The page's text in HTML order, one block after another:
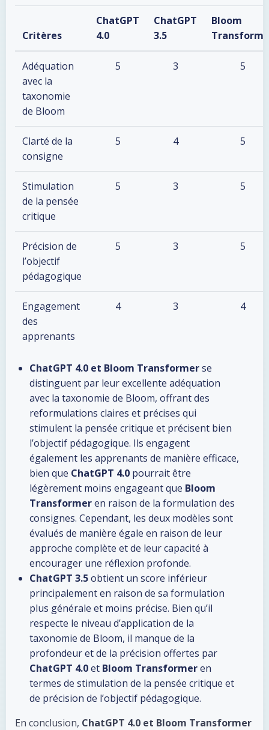
Critères
ChatGPT
4.0
ChatGPT
3.5
Bloom
Adéquation
avec la
taxonomie
de Bloom
5 3 5
Clarté de la
consigne
5 4 5
Stimulation
de la pensée
critique
5 3 5
Précision de
l’objectif
pédagogique
5 3 5
Engagement
des
apprenants
4 3 4
ChatGPT 4.0 et Bloom Transformerse
distinguent par leur excellente adéquation
avec la taxonomie de Bloom, offrant des
reformulations claires et précises qui
stimulent la pensée critique et précisent bien
l’objectif pédagogique. Ils engagent
également les apprenants de manière efficace,
bien que ChatGPT 4.0 pourrait être
légèrement moins engageant que Bloom
Transformeren raison de la formulation des
consignes. Cependant, les deux modèles sont
évalués de manière égale en raison de leur
approche complète et de leur capacité à
encourager une réflexion profonde.
ChatGPT 3.5obtient un score inférieur
principalement en raison de sa formulation
plus générale et moins précise. Bien qu’il
respecte le niveau d’application de la
taxonomie de Bloom, il manque de la
profondeur et de la précision offertes par
ChatGPT 4.0et Bloom Transformeren
termes de stimulation de la pensée critique et
de précision de l’objectif pédagogique.
En conclusion, ChatGPT 4.0 et Bloom Transformer